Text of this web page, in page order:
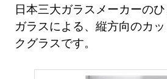
日本三大ガラスメーカーの
ガラスによる、縦方向のカ
クグラスです。